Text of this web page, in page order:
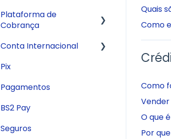
Quais
Como
Como
O que
Por
Informações sobre a
conta
Pagamentos
Internet Banking
Cartão de Débito
Plataforma de
Cobrança
Boletos
Conta Internacional
Pix
Pagamentos
BS2 Pay
Seguros